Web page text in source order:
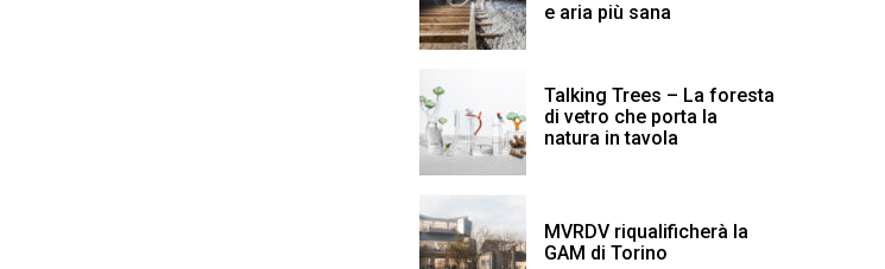
e aria più sana
Talking Trees – La foresta
di vetro che porta la
natura in tavola
MVRDV riqualificherà la
GAM di Torino